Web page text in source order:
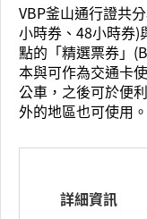
VBP釜山通行證共
小時券、48小時券)
點的「精選票券」
本與可作為交通卡
公車，之後可於便
外的地區也可使用。
詳細資訊